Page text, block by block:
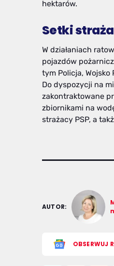
hektarów.
Setki
W działaniach
pojazdów
tym Policja,
Do dyspozycji na
zakontraktowane
zbiornikami na
strażacy PSP, a
AUTOR:
OBSERWUJ